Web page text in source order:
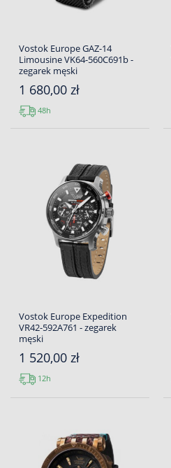
Vostok Europe GAZ-14
Limousine VK64-560C691b -
zegarek męski
1 680,00 zł
48h
Vostok Europe Expedition
VR42-592A761 - zegarek
męski
1 520,00 zł
12h